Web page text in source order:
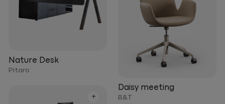
Nature Desk
Pitaro
Daisy meeting
B&T
+